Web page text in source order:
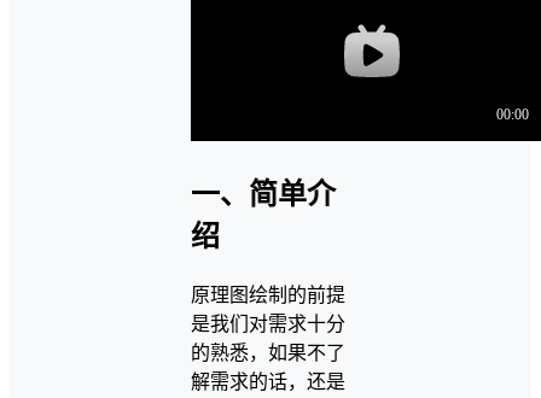
一、简单介
绍
原理图绘制的前提
是我们对需求十分
的熟悉，如果不了
解需求的话，还是